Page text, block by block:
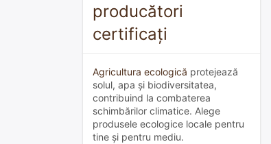
producători
certificați
Agricultura ecologică protejează
solul, apa și biodiversitatea,
contribuind la combaterea
schimbărilor climatice. Alege
produsele ecologice locale pentru
tine și pentru mediu.